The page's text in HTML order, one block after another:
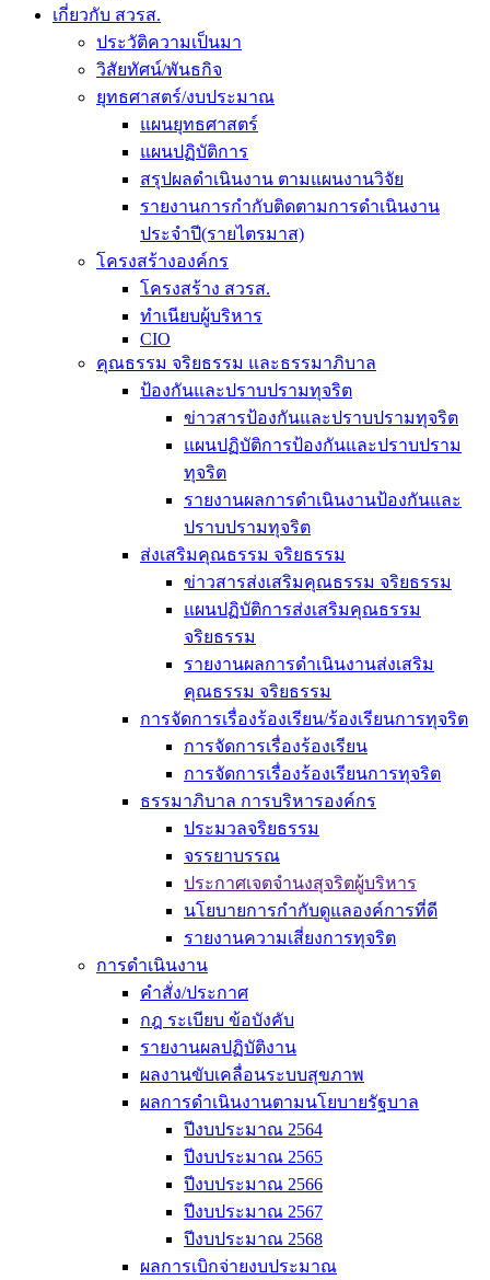
เกี่ยวกับ สวรส.
ประวัติความเป็นมา
วิสัยทัศน์/พันธกิจ
ยุทธศาสตร์/งบประมาณ
แผนยุทธศาสตร์
แผนปฏิบัติการ
สรุปผลดำเนินงาน ตามแผนงานวิจัย
รายงานการกำกับติดตามการดำเนินงาน
ประจำปี(รายไตรมาส)
โครงสร้างองค์กร
โครงสร้าง สวรส.
ทำเนียบผู้บริหาร
CIO
คุณธรรม จริยธรรม และธรรมาภิบาล
ป้องกันและปราบปรามทุจริต
ข่าวสารป้องกันและปราบปรามทุจริต
แผนปฏิบัติการป้องกันและปราบปราม
ทุจริต
รายงานผลการดำเนินงานป้องกันและ
ปราบปรามทุจริต
ส่งเสริมคุณธรรม จริยธรรม
ข่าวสารส่งเสริมคุณธรรม จริยธรรม
แผนปฏิบัติการส่งเสริมคุณธรรม
จริยธรรม
รายงานผลการดำเนินงานส่งเสริม
คุณธรรม จริยธรรม
การจัดการเรื่องร้องเรียน/ร้องเรียนการทุจริต
การจัดการเรื่องร้องเรียน
การจัดการเรื่องร้องเรียนการทุจริต
ธรรมาภิบาล การบริหารองค์กร
ประมวลจริยธรรม
จรรยาบรรณ
ประกาศเจตจำนงสุจริตผู้บริหาร
นโยบายการกำกับดูแลองค์การที่ดี
รายงานความเสี่ยงการทุจริต
การดำเนินงาน
คำสั่ง/ประกาศ
กฎ ระเบียบ ข้อบังคับ
รายงานผลปฏิบัติงาน
ผลงานขับเคลื่อนระบบสุขภาพ
ผลการดำเนินงานตามนโยบายรัฐบาล
ปีงบประมาณ 2564
ปีงบประมาณ 2565
ปีงบประมาณ 2566
ปีงบประมาณ 2567
ปีงบประมาณ 2568
ผลการเบิกจ่ายงบประมาณ